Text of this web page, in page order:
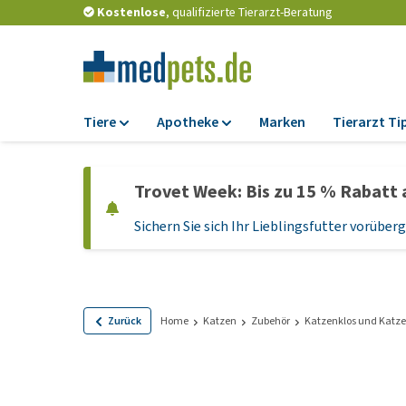
Kostenlose, qualifizierte Tierarzt-Beratung
Tiere
Trockenfutter
Nassfutter
Hundefutter
Apotheke
Zeckenschutz und
Flohmittel
Probiotika und
Marken Tierarzt
Trovet Week: Bis zu 15 %
Sichern Sie sich Ihr Lieblingsfutter
Zurück Home Katzen Zubehör Katzenklos und